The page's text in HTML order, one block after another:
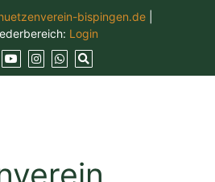
bispingen.de|
Login